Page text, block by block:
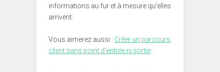
informations au fur et à mesure qu’elles
arrivent.
Vous aimerez aussi : Créer un parcours
client sans point d’entrée ni sortie